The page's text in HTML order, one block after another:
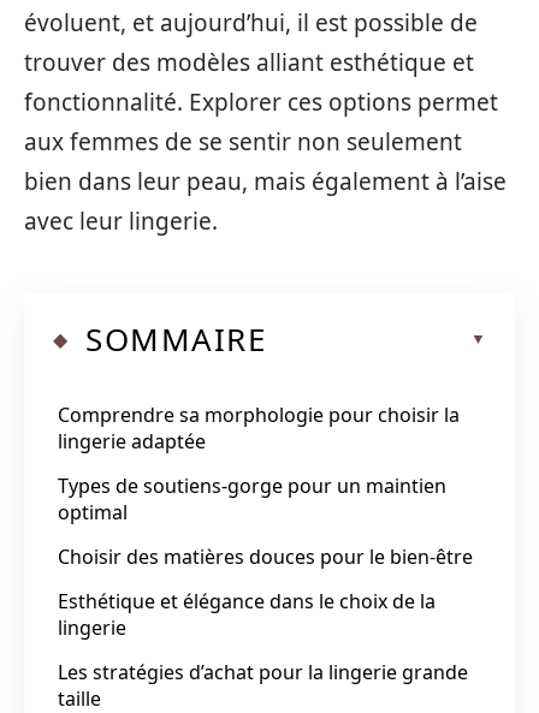
évoluent, et aujourd’hui, il est possible de
trouver des modèles alliant esthétique et
fonctionnalité. Explorer ces options permet
aux femmes de se sentir non seulement
bien dans leur peau, mais également à l’aise
avec leur lingerie.
SOMMAIRE
Comprendre sa morphologie pour choisir la
lingerie adaptée
Types de soutiens-gorge pour un maintien
optimal
Choisir des matières douces pour le bien-être
Esthétique et élégance dans le choix de la
lingerie
Les stratégies d’achat pour la lingerie grande
taille